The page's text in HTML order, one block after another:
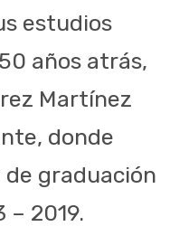
estudios
años atrás,
Martínez
donde
graduación
– 2019.